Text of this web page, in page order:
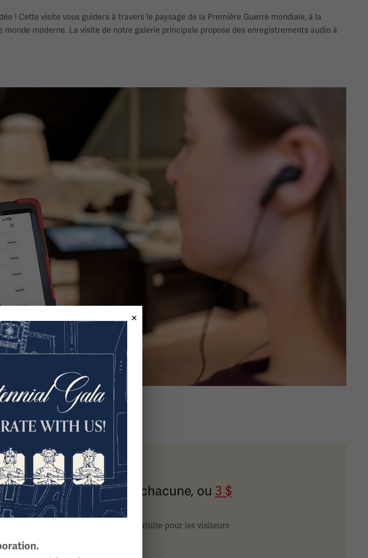
! Cette visite vous guidera à travers le paysage de la Première Guerre mondiale, à la
moderne. La visite de notre galerie principale propose des enregistrements audio à
être louées pour 5 $ chacune, ou 3 $
La location de l'audioguidée est gratuite pour les visiteurs